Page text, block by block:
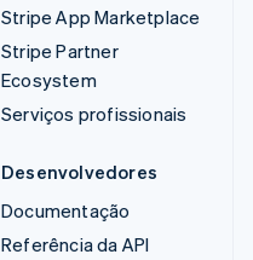
Stripe App Marketplace
Stripe Partner
Ecosystem
Serviços profissionais
Desenvolvedores
Documentação
Referência da API